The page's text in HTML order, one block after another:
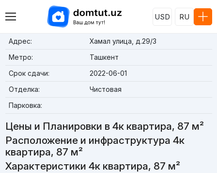
USD RU
Адрес:
Хамал улица, д.29/3
Метро:
Ташкент
Срок сдачи:
2022-06-01
Отделка:
Чистовая
Парковка:
Цены и Планировки в 4к квартира, 87 м²
Расположение и инфраструктура 4к
квартира, 87 м²
Характеристики 4к квартира, 87 м²